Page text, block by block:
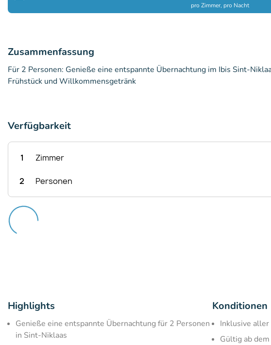
pro Zimmer, pro Nacht
Zusammenfassung
Für 2 Personen: Genieße eine entspannte Übernachtung im Ibis Sint-
Frühstück und Willkommensgetränk
Verfügbarkeit
1 Zimmer
2 Personen
Highlights
Genieße eine entspannte Übernachtung für 2 Personen
in Sint-Niklaas
Konditionen
Inklusive
Gültig ab